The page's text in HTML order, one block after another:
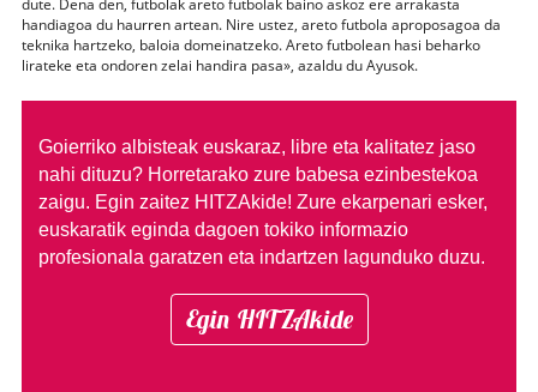
dute. Dena den, futbolak areto futbolak baino askoz ere arrakasta
handiagoa du haurren artean. Nire ustez, areto futbola aproposagoa da
teknika hartzeko, baloia domeinatzeko. Areto futbolean hasi beharko
lirateke eta ondoren zelai handira pasa», azaldu du Ayusok.
Goierriko albisteak euskaraz, libre eta kalitatez jaso
nahi dituzu? Horretarako zure babesa ezinbestekoa
zaigu. Egin zaitez HITZAkide! Zure ekarpenari esker,
euskaratik eginda dagoen tokiko informazio
profesionala garatzen eta indartzen lagunduko duzu.
Egin HITZAkide